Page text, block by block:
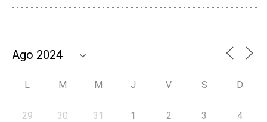
L M M J V S D
29 30 31 1 2 3 4